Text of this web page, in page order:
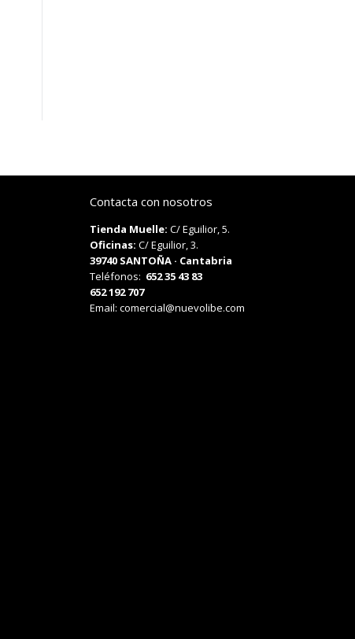
Contacta con nosotros
Tienda Muelle: C/ Eguilior, 5.
Oficinas: C/ Eguilior, 3.
39740 SANTOÑA · Cantabria
Teléfonos: 652 35 43 83
652 192 707
Email: comercial@nuevolibe.com